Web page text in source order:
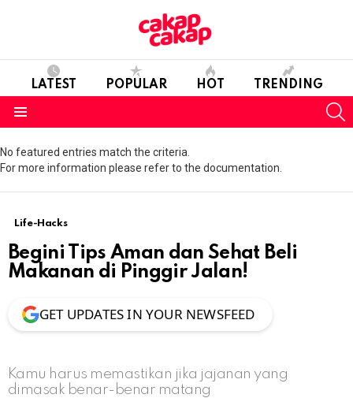
LATEST POPULAR HOT TRENDING
No featured entries match the criteria.
For more information please refer to the documentation.
Life-Hacks
Begini Tips Aman dan Sehat Beli
Makanan di Pinggir Jalan!
GET UPDATES IN YOUR NEWSFEED
Kamu harus memastikan jika jajanan yang
dimasak benar-benar matang